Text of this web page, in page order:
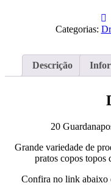
Categorias:
Descrição
20
Grande variedade de
pratos copos topos
Confira no link abaixo